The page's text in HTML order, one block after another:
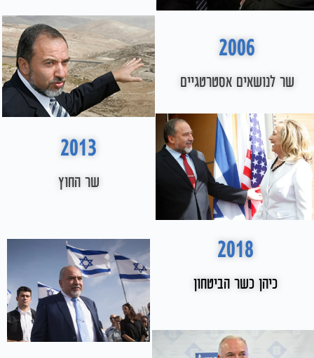
2006
לנושאים אסטרטגיים
2018
כיהן כשר הביטחון
2013
שר החוץ
– שר הביטחון